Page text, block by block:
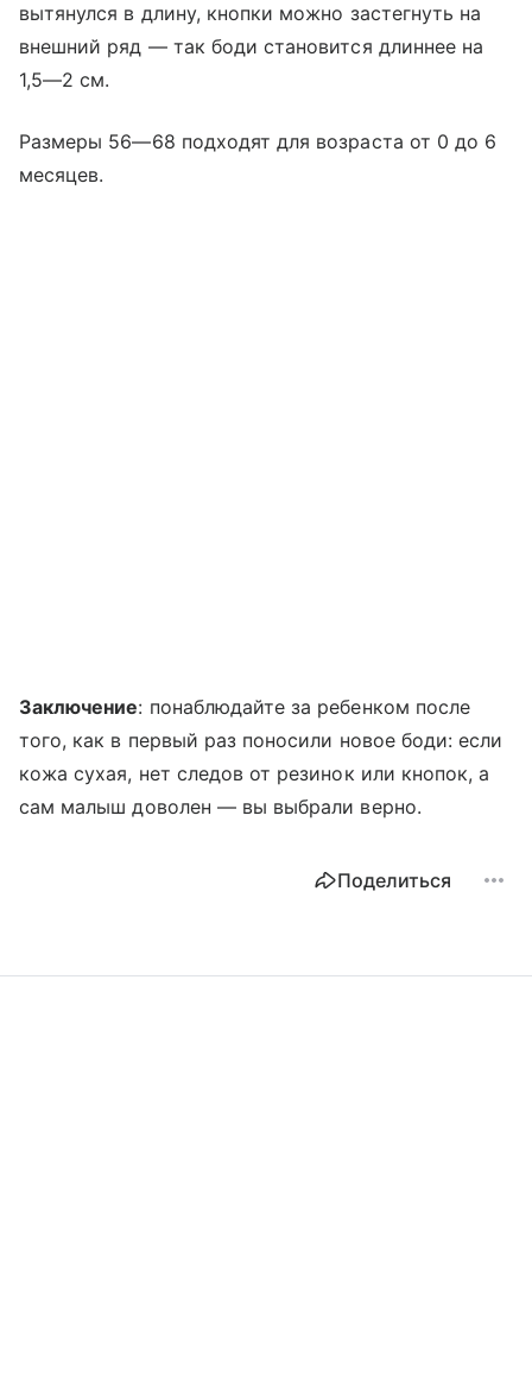
вытянулся в длину, кнопки можно застегнуть на
внешний ряд — так боди становится длиннее на
1,5—2 см.
Размеры 56—68 подходят для возраста от 0 до 6
месяцев.
Заключение: понаблюдайте за ребенком после
того, как в первый раз поносили новое боди: если
кожа сухая, нет следов от резинок или кнопок, а
сам малыш доволен — вы выбрали верно.
Поделиться